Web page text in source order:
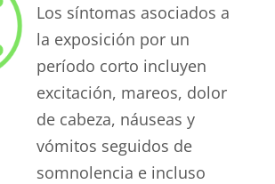
Los síntomas asociados a
la exposición por un
período corto incluyen
excitación, mareos, dolor
de cabeza, náuseas y
vómitos seguidos de
somnolencia e incluso